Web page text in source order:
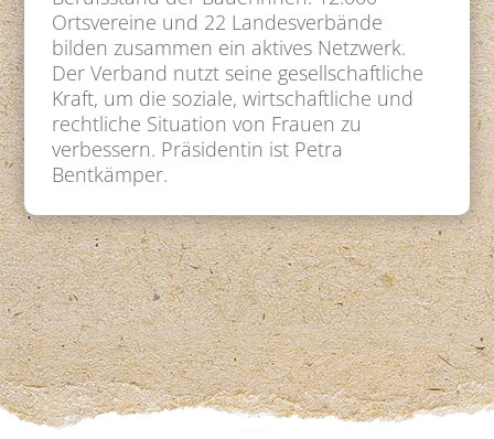
Ortsvereine und 22 Landesverbände
bilden zusammen ein aktives Netzwerk.
Der Verband nutzt seine gesellschaftliche
Kraft, um die soziale, wirtschaftliche und
rechtliche Situation von Frauen zu
verbessern. Präsidentin ist Petra
Bentkämper.